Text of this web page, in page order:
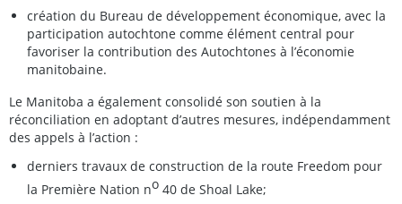
création du Bureau de développement économique, avec la
participation autochtone comme élément central pour
favoriser la contribution des Autochtones à l’économie
manitobaine.
Le Manitoba a également consolidé son soutien à la
réconciliation en adoptant d’autres mesures, indépendamment
des appels à l’action :
derniers travaux de construction de la route Freedom pour
la Première Nation no 40 de Shoal Lake;